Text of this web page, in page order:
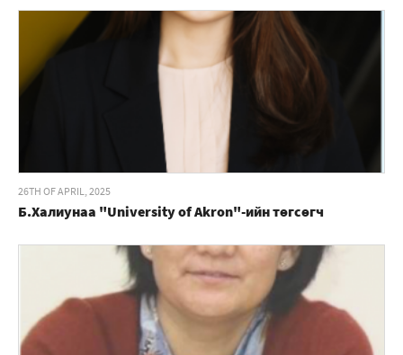
26TH OF APRIL, 2025
Б.Халиунаа "University of Akron"-ийн төгсөгч